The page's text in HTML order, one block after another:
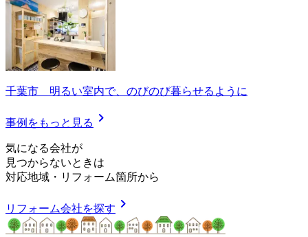
千葉市 明るい室内で、のびのび暮らせるように
事例をもっと見る chevron_right
気になる会社が
見つからないときは
対応地域 ・ リフォーム箇所から
リフォーム会社を探す chevron_right